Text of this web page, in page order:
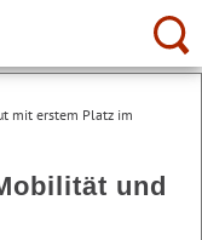
mit erstem Platz im
und